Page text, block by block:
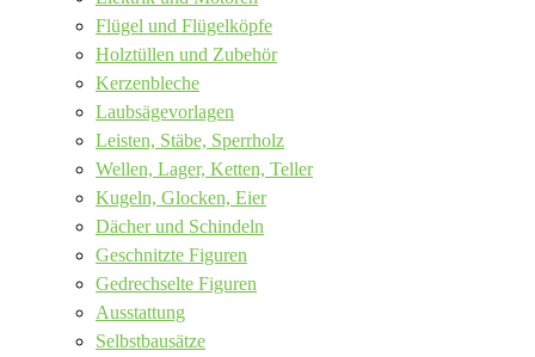
Flügel und Flügelköpfe
Holztüllen und Zubehör
Kerzenbleche
Laubsägevorlagen
Leisten, Stäbe, Sperrholz
Wellen, Lager, Ketten, Teller
Kugeln, Glocken, Eier
Dächer und Schindeln
Geschnitzte Figuren
Gedrechselte Figuren
Ausstattung
Selbstbausätze